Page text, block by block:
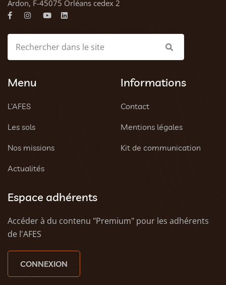
Ardon, F-45075 Orléans cedex 2
Menu
L’AFES
Les sols
Nos missions
Actualités
Informations
Contact
Mentions légales
Kit de communication
Espace adhérents
Accéder à du contenu "Premium" pour les adhérents
de l'AFES
CONNEXION